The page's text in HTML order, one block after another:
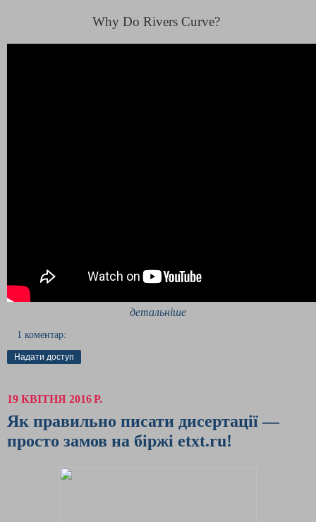
Why Do Rivers Curve?
детальніше
1 коментар:
Надати доступ
19 КВІТНЯ 2016 Р.
Як правильно писати дисертації —
просто замов на біржі etxt.ru!